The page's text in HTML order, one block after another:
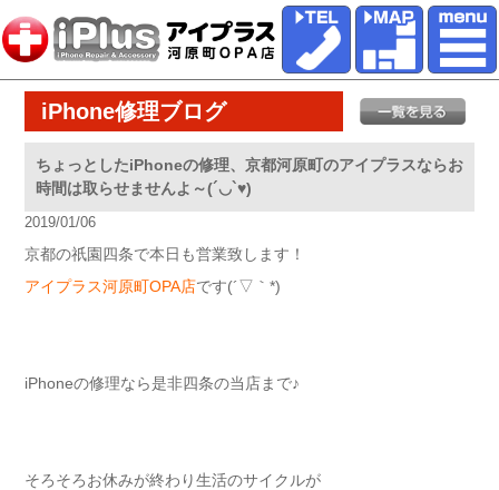
iPhone修理ブログ
ちょっとしたiPhoneの修理、京都河原町のアイプラスならお
時間は取らせませんよ～(´◡`♥)
2019/01/06
京都の祇園四条で本日も営業致します！
アイプラス河原町OPA店です(´▽｀*)
iPhoneの修理なら是非四条の当店まで♪
そろそろお休みが終わり生活のサイクルが